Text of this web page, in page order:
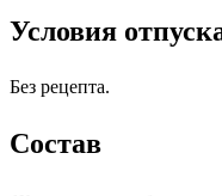
Условия
Без рецепта.
Состав